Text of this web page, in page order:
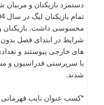
دستمزد بازیکنان و
محسوسی داشت. بازیکنان و
شرایط در ابتدای فصل بدون
های خارجی پیوستند و
با سرپرستی فدراسیون و
شدند.
*کسب عنوان نایب قهرمانی